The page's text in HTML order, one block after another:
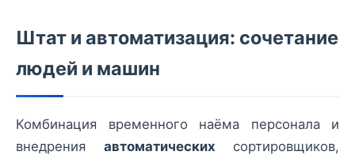
Штат и автоматизация: сочетание
людей и машин
Комбинация временного наёма персонала и
внедрения автоматических сортировщиков,